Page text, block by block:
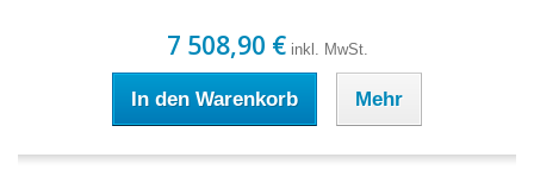
7 508,90 €inkl. MwSt.
In den Warenkorb Mehr